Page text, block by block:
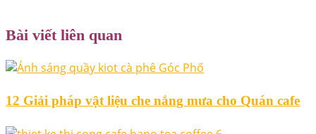
Bài viết liên quan
12 Giải pháp vật liệu che nắng mưa cho Quán cafe